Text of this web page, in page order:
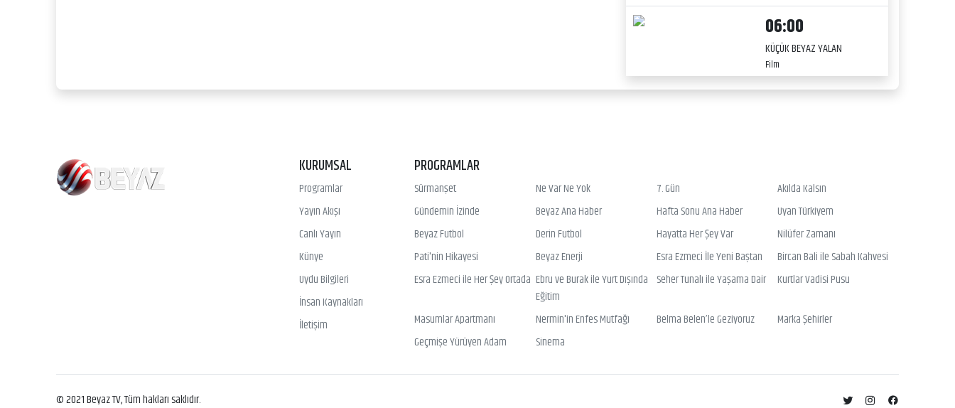
06:00
KÜÇÜK BEYAZ YALAN
Film
KURUMSAL
Programlar
Yayın Akışı
Canlı Yayın
Künye
Uydu Bilgileri
İnsan Kaynakları
İletişim
PROGRAMLAR
Sürmanşet Ne Var Ne Yok 7. Gün
Akılda Kalsın
Gündemin İzinde
Beyaz Ana Haber Hafta Sonu Ana Haber
Uyan Türkiyem
Beyaz Futbol
Derin Futbol Hayatta Her Şey Var
Nilüfer Zamanı
Pati'nin Hikayesi
Beyaz Enerji Esra Ezmeci İle Yeni Baştan
Bircan Bali ile Sabah Kahvesi
Esra Ezmeci ile Her Şey Ortada Ebru ve Burak ile Yurt Dışında
Eğitim
Seher Tunalı ile Yaşama Dair Kurtlar Vadisi Pusu
Masumlar Apartmanı Nermin'in Enfes Mutfağı Belma Belen’le Geziyoruz
Marka Şehirler
Geçmişe Yürüyen Adam
Sinema
© 2021 Beyaz TV, Tüm hakları saklıdır.